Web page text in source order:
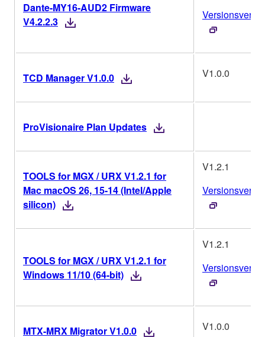
Dante-MY16-AUD2 Firmware
V4.2.2.3
TCD Manager V1.0.0 V1.0.0
ProVisionaire Plan Updates
TOOLS for MGX / URX V1.2.1 for
Mac macOS 26, 15-14 (Intel/Apple
silicon)
V1.2.1
TOOLS for MGX / URX V1.2.1 for
Windows 11/10 (64-bit)
V1.2.1
MTX-MRX Migrator V1.0.0 V1.0.0